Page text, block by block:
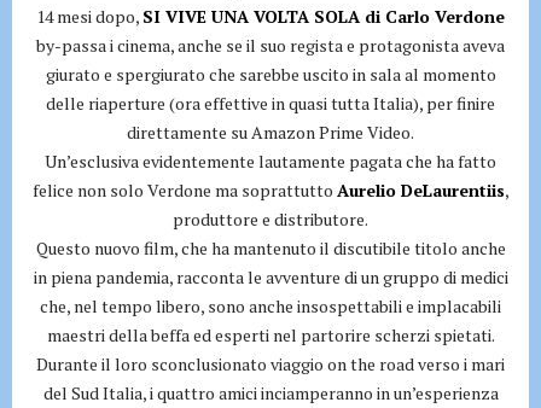
14 mesi dopo, SI VIVE UNA VOLTA SOLA di Carlo Verdone
by-passa i cinema, anche se il suo regista e protagonista aveva
giurato e spergiurato che sarebbe uscito in sala al momento
delle riaperture (ora effettive in quasi tutta Italia), per finire
direttamente su Amazon Prime Video.
Un’esclusiva evidentemente lautamente pagata che ha fatto
felice non solo Verdone ma soprattutto Aurelio DeLaurentiis,
produttore e distributore.
Questo nuovo film, che ha mantenuto il discutibile titolo anche
in piena pandemia, racconta le avventure di un gruppo di medici
che, nel tempo libero, sono anche insospettabili e implacabili
maestri della beffa ed esperti nel partorire scherzi spietati.
Durante il loro sconclusionato viaggio on the road verso i mari
del Sud Italia, i quattro amici inciamperanno in un’esperienza